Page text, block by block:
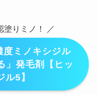
塗りミノ！ ／
度ミノキシジル
」発毛剤【ヒッ
ル5】